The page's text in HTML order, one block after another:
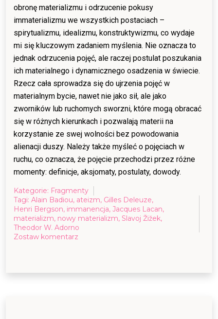
obronę materializmu i odrzucenie pokusy
immaterializmu we wszystkich postaciach –
spirytualizmu, idealizmu, konstruktywizmu, co wydaje
mi się kluczowym zadaniem myślenia. Nie oznacza to
jednak odrzucenia pojęć, ale raczej postulat poszukania
ich materialnego i dynamicznego osadzenia w świecie.
Rzecz cała sprowadza się do ujrzenia pojęć w
materialnym bycie, nawet nie jako sił, ale jako
zworników lub ruchomych sworzni, które mogą obracać
się w różnych kierunkach i pozwalają materii na
korzystanie ze swej wolności bez powodowania
alienacji duszy. Należy także myśleć o pojęciach w
ruchu, co oznacza, że pojęcie przechodzi przez różne
momenty: definicje, aksjomaty, postulaty, dowody.
Kategorie: Fragmenty
Tagi: Alain Badiou, ateizm, Gilles Deleuze,
Henri Bergson, immanencja, Jacques Lacan,
materializm, nowy materializm, Slavoj Žižek,
Theodor W. Adorno
Zostaw komentarz
(fragment)